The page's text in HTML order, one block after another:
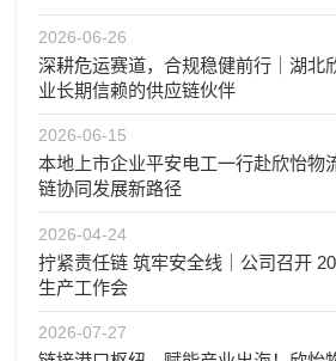
2026-06-26
深耕危运赛道，合规稳健前行｜湖北
业长期信赖的供应链伙伴
2026-06-15
本地上市企业平安电工一行赴欣怡物
链协同发展新路径
2026-04-24
拧紧责任链 筑牢安全线｜公司召开
生产工作会
2026-07-27